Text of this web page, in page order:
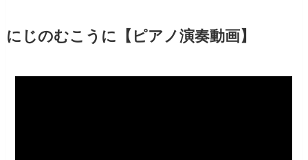
にじのむこうに【ピアノ演奏動画】